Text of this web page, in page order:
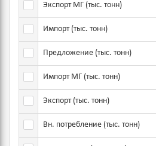
Выбрать показатель
Экспорт МГ (тыс. тонн)
Выбрать показатель
Импорт (тыс. тонн)
Выбрать показатель
Предложение (тыс. тонн)
Выбрать показатель
Импорт МГ (тыс. тонн)
Выбрать показатель
Экспорт (тыс. тонн)
Выбрать показатель
Вн. потребление (тыс. тонн)